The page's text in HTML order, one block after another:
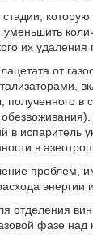
их
от
в
в испаритель
в
проблем,
энергии
отделения
фазе